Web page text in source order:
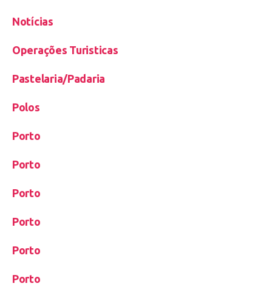
Notícias
Operações Turisticas
Pastelaria/Padaria
Polos
Porto
Porto
Porto
Porto
Porto
Porto